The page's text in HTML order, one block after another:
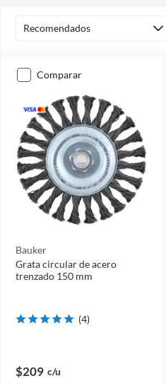
Recomendados
comparar
Bauker
Grata circular de acero
trenzado 150 mm
(4)
$209 c/u